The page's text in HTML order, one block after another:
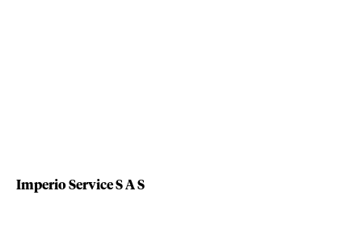
Imperio Service S A S